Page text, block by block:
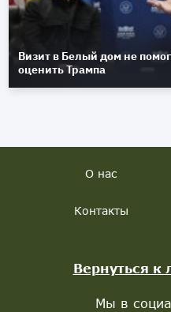
Визит в Белый дом не
оценить Трампа
О нас
Контакты
Вернуться к
Мы в